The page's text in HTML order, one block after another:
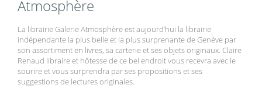
Atmosphère
La librairie Galerie Atmosphère est aujourd’hui la librairie
indépendante la plus belle et la plus surprenante de Genève par
son assortiment en livres, sa carterie et ses objets originaux. Claire
Renaud libraire et hôtesse de ce bel endroit vous recevra avec le
sourire et vous surprendra par ses propositions et ses
suggestions de lectures originales.